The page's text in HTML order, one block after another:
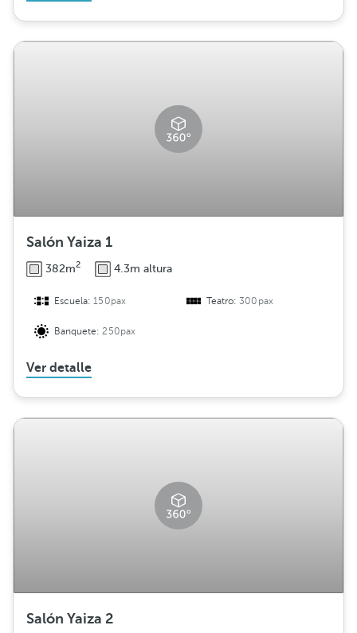
Salón Yaiza 1
382m2 4.3m altura
Escuela:150pax Teatro:300pax
Banquete:250pax
Ver detalle
Salón Yaiza 2